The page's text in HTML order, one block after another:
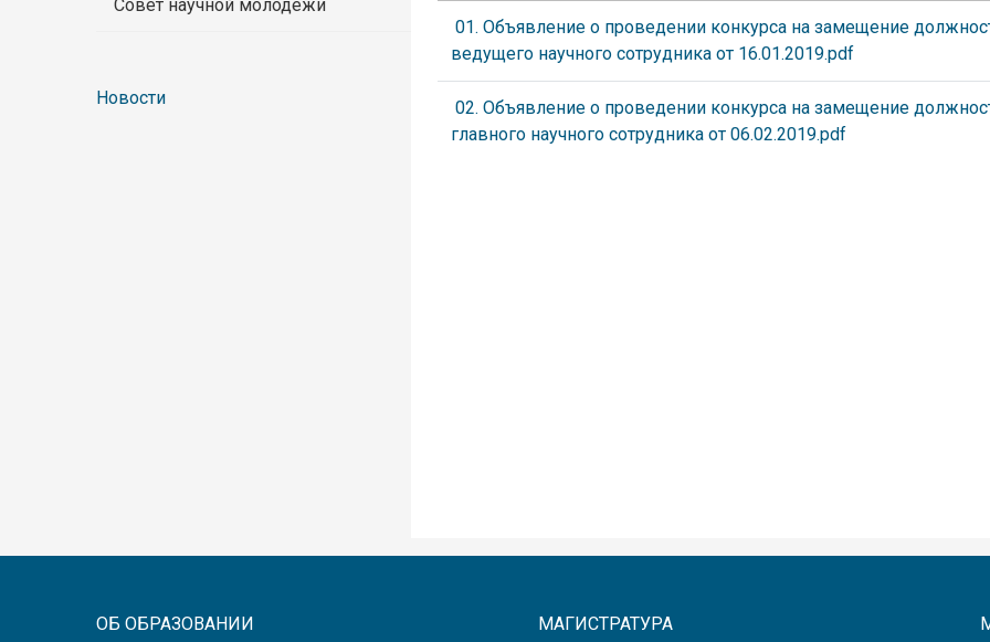
Совет научной молодежи
Новости
01. Объявление о проведении конкурса на замещение
ведущего научного сотрудника от 16.01.2019.pdf
02. Объявление о проведении конкурса на замещение
главного научного сотрудника от 06.02.2019.pdf
ОБ ОБРАЗОВАНИИ МАГИСТРАТУРА